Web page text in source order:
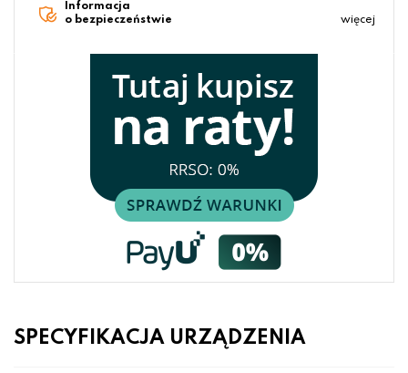
Informacja
o bezpieczeństwie
więcej
SPECYFIKACJA URZĄDZENIA